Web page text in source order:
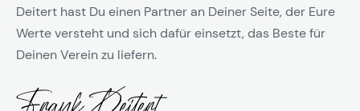
Deitert hast Du einen Partner an Deiner Seite, der Eure
Werte versteht und sich dafür einsetzt, das Beste für
Deinen Verein zu liefern.